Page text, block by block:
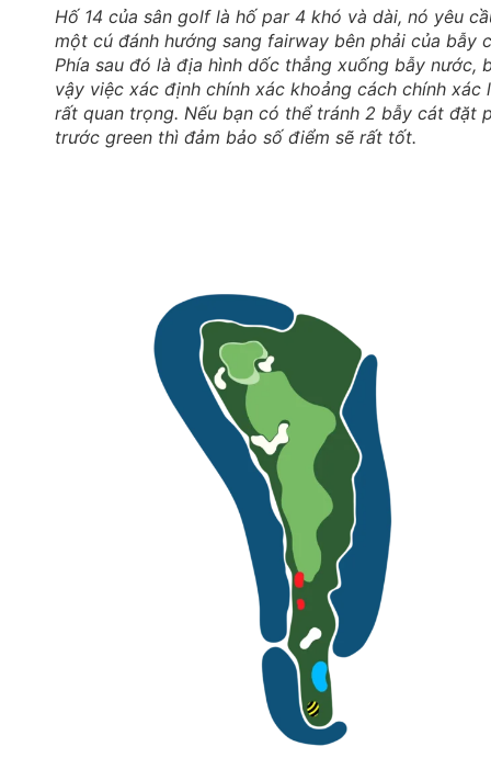
Hố 14 của sân golf là hố par 4 khó và dài, nó yêu
một cú đánh hướng sang fairway bên phải của bẫy
Phía sau đó là địa hình dốc thẳng xuống bẫy nước,
vậy việc xác định chính xác khoảng cách chính xác
rất quan trọng. Nếu bạn có thể tránh 2 bẫy cát đặt
trước green thì đảm bảo số điểm sẽ rất tốt.